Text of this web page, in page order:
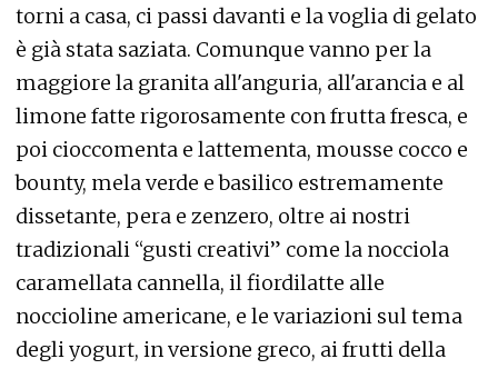
torni a casa, ci passi davanti e la voglia di gelato
è già stata saziata. Comunque vanno per la
maggiore la granita all'anguria, all'arancia e al
limone fatte rigorosamente con frutta fresca, e
poi cioccomenta e lattementa, mousse cocco e
bounty, mela verde e basilico estremamente
dissetante, pera e zenzero, oltre ai nostri
tradizionali “gusti creativi” come la nocciola
caramellata cannella, il fiordilatte alle
noccioline americane, e le variazioni sul tema
degli yogurt, in versione greco, ai frutti della